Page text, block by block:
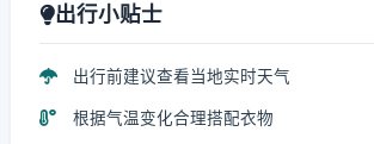
出行小贴士
出行前建议查看当地实时天气
根据气温变化合理搭配衣物